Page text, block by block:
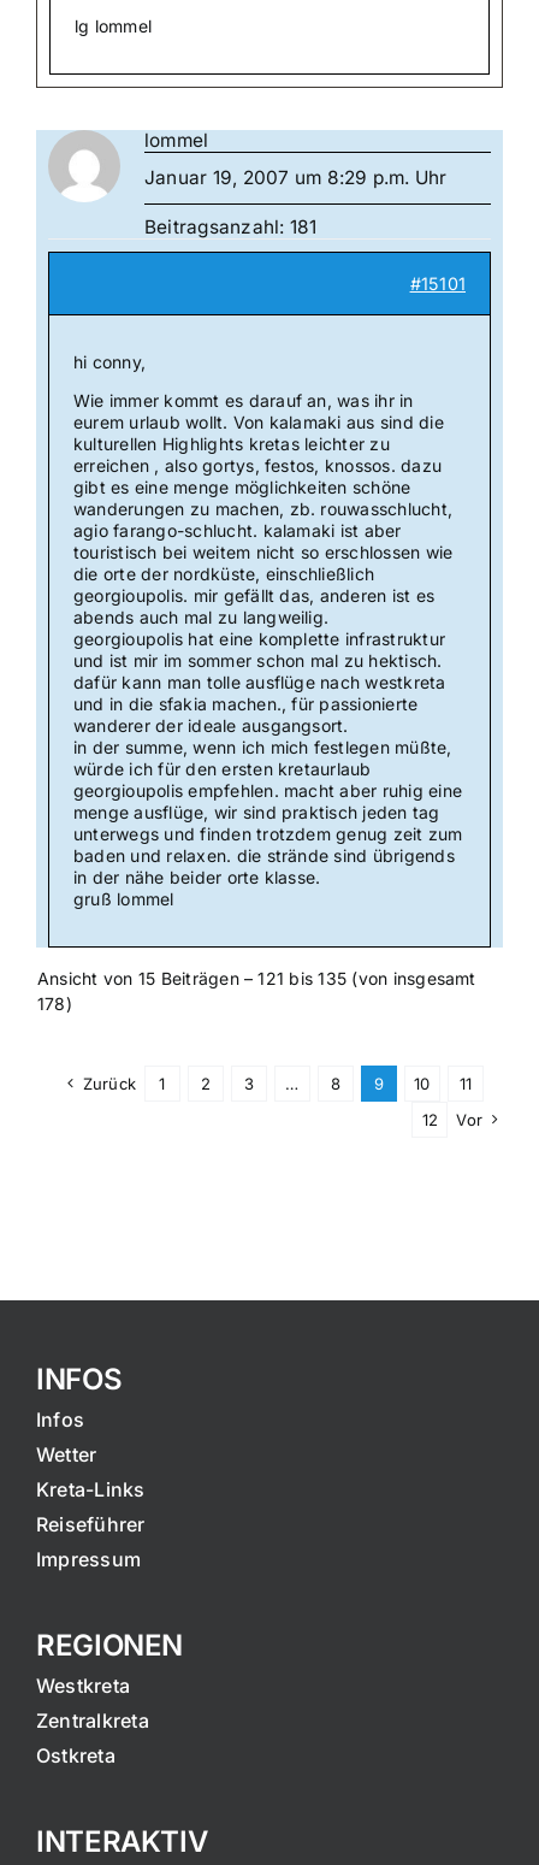
lg lommel
lommel
Januar 19, 2007 um 8:29 p.m. Uhr
Beitragsanzahl: 181
#15101
hi conny,
Wie immer kommt es darauf an, was ihr in
eurem urlaub wollt. Von kalamaki aus sind die
kulturellen Highlights kretas leichter zu
erreichen , also gortys, festos, knossos. dazu
gibt es eine menge möglichkeiten schöne
wanderungen zu machen, zb. rouwasschlucht,
agio farango-schlucht. kalamaki ist aber
touristisch bei weitem nicht so erschlossen wie
die orte der nordküste, einschließlich
georgioupolis. mir gefällt das, anderen ist es
abends auch mal zu langweilig.
georgioupolis hat eine komplette infrastruktur
und ist mir im sommer schon mal zu hektisch.
dafür kann man tolle ausflüge nach westkreta
und in die sfakia machen., für passionierte
wanderer der ideale ausgangsort.
in der summe, wenn ich mich festlegen müßte,
würde ich für den ersten kretaurlaub
georgioupolis empfehlen. macht aber ruhig eine
menge ausflüge, wir sind praktisch jeden tag
unterwegs und finden trotzdem genug zeit zum
baden und relaxen. die strände sind übrigends
in der nähe beider orte klasse.
gruß lommel
Ansicht von 15 Beiträgen – 121 bis 135 (von insgesamt
178)
Zurück 1 2 3 … 8 9 10
11
12
Vor
INFOS
Infos
Wetter
Kreta-Links
Reiseführer
Impressum
REGIONEN
Westkreta
Zentralkreta
Ostkreta
INTERAKTIV